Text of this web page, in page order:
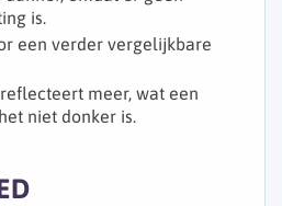
is.
een verder vergelijkbare
meer, wat een
niet donker is.